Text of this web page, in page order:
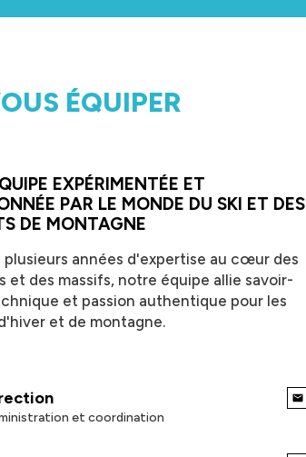
ÉQUIPER
EXPÉRIMENTÉE ET
PAR LE MONDE DU SKI ET DES
DE MONTAGNE
plusieurs années d'expertise au cœur des
et des massifs, notre équipe allie savoir-
et passion authentique pour les
et de montagne.
et coordination